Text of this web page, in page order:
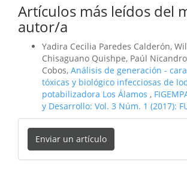
Artículos más leídos del
autor/a
Yadira Cecilia Paredes Calderón,
Chisaguano Quishpe, Paúl
Cobos, Análisis de generación -
tóxicas y biológico infecciosas de
potabilizadora Los Álamos ,
y Desarrollo: Vol. 3 Núm. 1 (2017):
Enviar
unEnviar un artículo